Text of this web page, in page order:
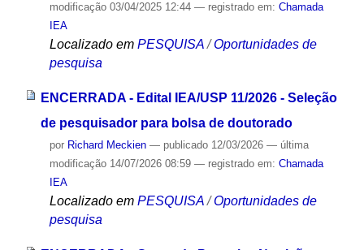
modificação03/04/2025 12:44 — registrado em: Chamada
IEA
Localizado em PESQUISA /Oportunidades de
pesquisa
ENCERRADA - Edital IEA/USP 11/2026 - Seleção
de pesquisador para bolsa de doutorado
por Richard Meckien — publicado12/03/2026 — última
modificação14/07/2026 08:59 — registrado em: Chamada
IEA
Localizado em PESQUISA /Oportunidades de
pesquisa